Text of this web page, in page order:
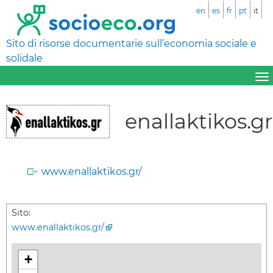
Sito di risorse documentarie sull’economia sociale e
solidale
en es fr pt it
enallaktikos.gr
www.enallaktikos.gr/
Sito:
www.enallaktikos.gr/
+